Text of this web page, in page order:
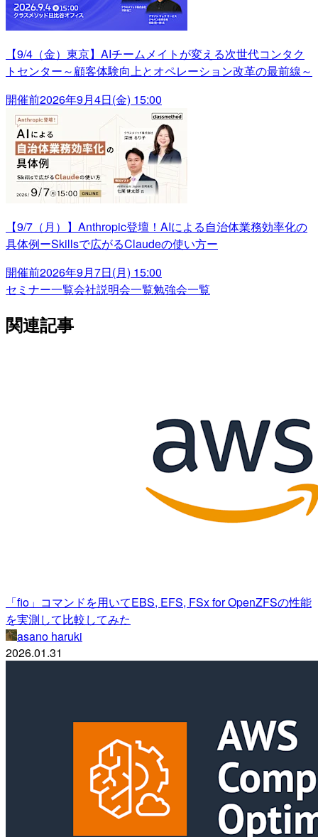
【9/4（金）東京】AIチームメイトが変える次世代コンタク
トセンター～顧客体験向上とオペレーション改革の最前線～
開催前2026年9月4日(金) 15:00
【9/7（月）】Anthropic登壇！AIによる自治体業務効率化の
具体例ーSkillsで広がるClaudeの使い方ー
開催前2026年9月7日(月) 15:00
セミナー一覧会社説明会一覧勉強会一覧
関連記事
「fio」コマンドを用いてEBS, EFS, FSx for OpenZFSの性能
を実測して比較してみた
asano haruki
2026.01.31